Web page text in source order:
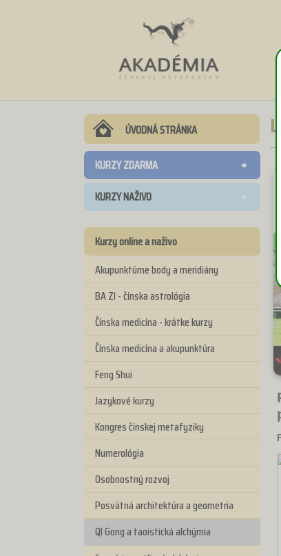
ÚVODNÁ STRÁNKA
KURZY ZDARMA
KURZY NAŽIVO
Kurzy online a naživo
Akupunktúrne body a meridiány
BA ZI - čínska astrológia
Čínska medicína - krátke kurzy
Čínska medicína a akupunktúra
Feng Shui
Jazykové kurzy
Kongres čínskej metafyziky
Numerológia
Osobnostný rozvoj
Posvätná architektúra a geometria
QI Gong a taoistická alchýmia